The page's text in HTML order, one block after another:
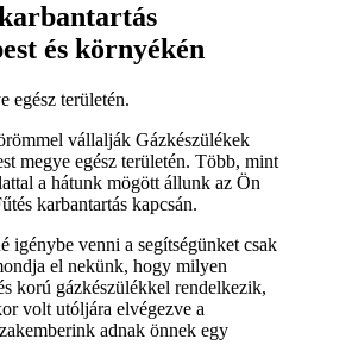
és környékén
egész területén.
vállalják Gázkészülékek
megye egész területén. Több, mint
a hátunk mögött állunk az Ön
karbantartás kapcsán.
igénybe venni a segítségünket csak
el nekünk, hogy milyen
korú gázkészülékkel rendelkezik,
volt utóljára elvégezve a
adnak önnek egy